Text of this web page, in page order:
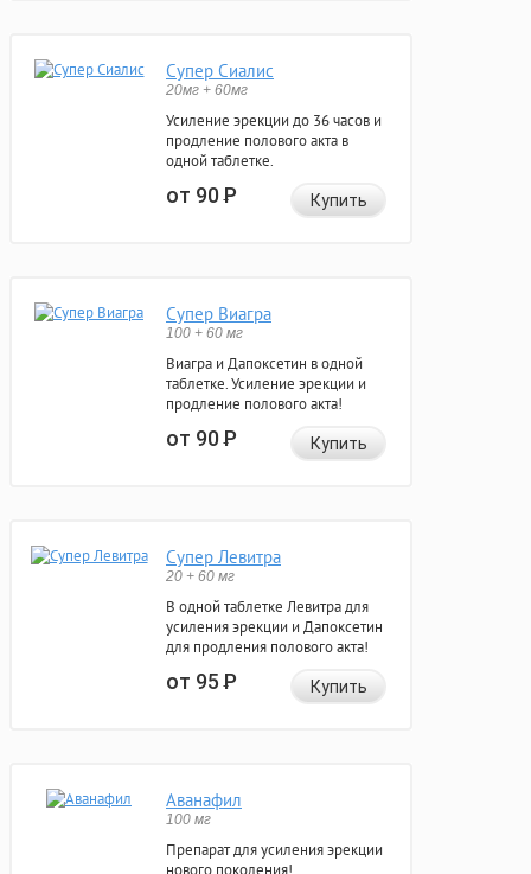
Супер Сиалис
20мг + 60мг
Усиление эрекции до 36 часов и
продление полового акта в
одной таблетке.
от 90Р Купить
Супер Виагра
100 + 60 мг
Виагра и Дапоксетин в одной
таблетке. Усиление эрекции и
продление полового акта!
от 90Р Купить
Супер Левитра
20 + 60 мг
В одной таблетке Левитра для
усиления эрекции и Дапоксетин
для продления полового акта!
от 95Р Купить
Аванафил
100 мг
Препарат для усиления эрекции